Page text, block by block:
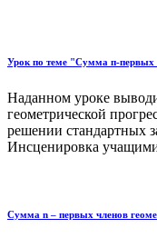
Урок по теме "Сумма п-первых
Наданном уроке
геометрической
решении стандартных
Инсценировка
Сумма n – первых членов